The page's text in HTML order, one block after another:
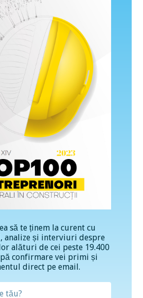
să te ținem la curent cu
analize și interviuri despre
alături de cei peste 19.400
confirmare vei primi și
direct pe email.